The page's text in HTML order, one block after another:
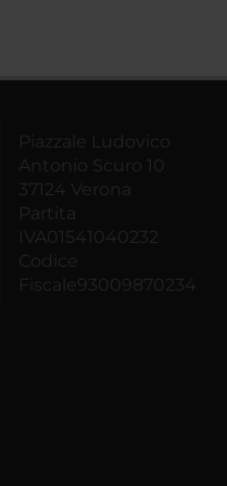
Piazzale Ludovico
Antonio Scuro 10
37124 Verona
Partita
IVA01541040232
Codice
Fiscale93009870234